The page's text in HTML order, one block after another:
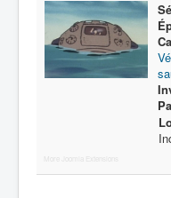
Acteur
Équipe
Mecha
More Joomla Extensions